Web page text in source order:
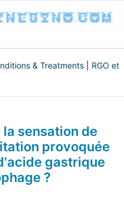
& Treatments
RGO et
la sensation de
provoquée
gastrique
?